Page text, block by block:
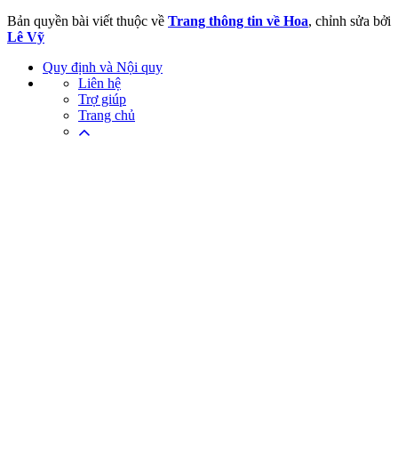
Bản quyền bài viết thuộc về Trang thông tin về Hoa, chỉnh sửa bởi
Lê Vỹ
Quy định và Nội quy
Liên hệ
Trợ giúp
Trang chủ